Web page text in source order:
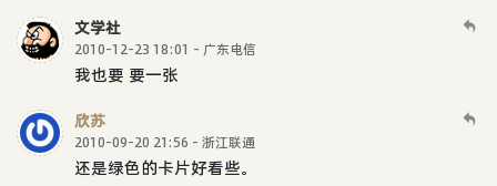
文学社
2010-12-23 18:01 - 广东电信
我也要 要一张
欣苏
2010-09-20 21:56 - 浙江联通
还是绿色的卡片好看些。